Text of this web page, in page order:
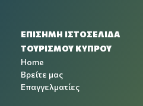
ΕΠΙΣΗΜΗ ΙΣΤΟΣΕΛΙΔΑ
ΤΟΥΡΙΣΜΟΥ ΚΥΠΡΟΥ
Home
Βρείτε μας
Επαγγελματίες